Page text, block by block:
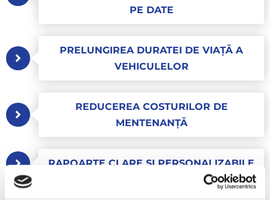
PE DATE
PRELUNGIREA DURATEI DE VIAȚĂ A
VEHICULELOR
REDUCEREA COSTURILOR DE
MENTENANȚĂ
RAPOARTE CLARE ȘI PERSONALIZABILE